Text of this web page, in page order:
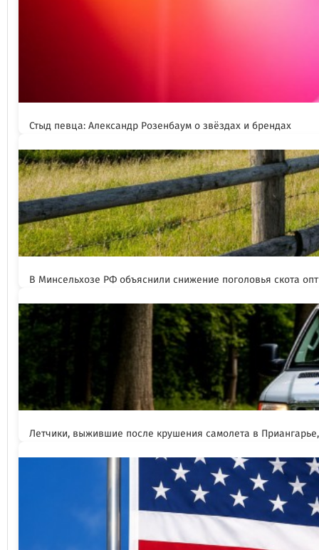
Стыд певца: Александр Розенбаум о звёздах и брендах
В Минсельхозе РФ объяснили снижение поголовья скота
Летчики, выжившие после крушения самолета в